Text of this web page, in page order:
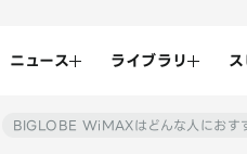
ニュース ライブラリ
BIGLOBE WiMAXはどんな人におす